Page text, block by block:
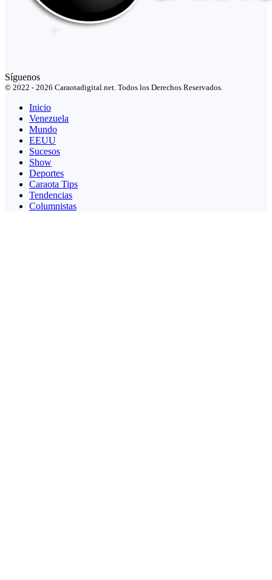
Síguenos
© 2022 - 2026 Caraotadigital.net. Todos los Derechos Reservados.
Inicio
Venezuela
Mundo
EEUU
Sucesos
Show
Deportes
Caraota Tips
Tendencias
Columnistas